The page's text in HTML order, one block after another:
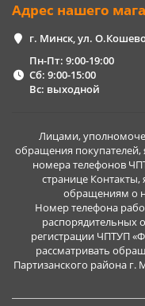
Адрес нашего
г. Минск, ул.
Пн-Пт: 9:00-19:00
Сб: 9:00-15:00
Вс: выходной
Лицами,
обращения
номера телефонов
странице Контакты,
обращениям о
Номер телефона
распорядительных
регистрации ЧПТУП
рассматривать
Партизанского района г.